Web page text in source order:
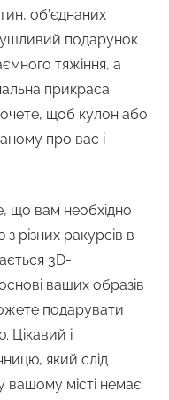
об’єднаних
подарунок
тяжіння, а
прикраса.
щоб кулон або
про вас і
що вам необхідно
різних ракурсів в
3D-
ваших образів
подарувати
Цікавий і
який слід
вашому місті немає